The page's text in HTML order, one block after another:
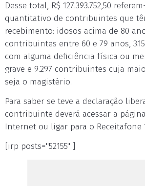
Desse total, R$ 127.393.752,50
quantitativo de contribuintes que
recebimento: idosos acima de 80
contribuintes entre 60 e 79 anos,
com alguma deficiência física ou
grave e 9.297 contribuintes cuja
seja o magistério.
Para saber se teve a declaração
contribuinte deverá acessar a
Internet ou ligar para o Receitafone
[irp posts="52155" ]